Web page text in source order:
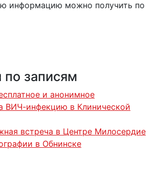
информацию можно получить по
по записям
и анонимное
ВИЧ-инфекцию в Клинической
встреча в Центре Милосердие
в Обнинске